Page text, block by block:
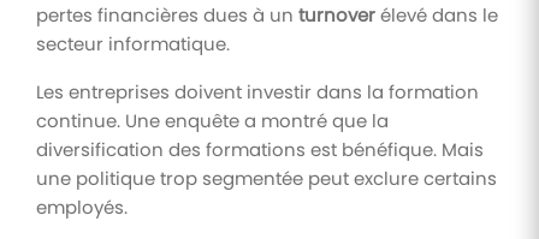
pertes financières dues à un turnoverélevé dans le
secteur informatique.
Les entreprises doivent investir dans la formation
continue. Une enquête a montré que la
diversification des formations est bénéfique. Mais
une politique trop segmentée peut exclure certains
employés.